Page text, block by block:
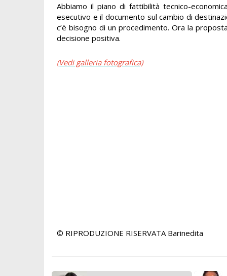
Abbiamo il piano di fattibilità tecnico-
esecutivo e il documento sul cambio di
c’è bisogno di un procedimento. Ora la
decisione positiva.
(Vedi galleria fotografica)
© RIPRODUZIONE RISERVATA Barinedita